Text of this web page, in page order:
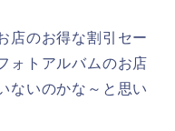
店のお得な割引セー
ォトアルバムのお店
ないのかな～と思い